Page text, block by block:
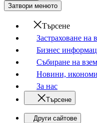
Затвори менюто
Търсене
Застраховане на
Бизнес
Събиране на
Новини,
За нас
Търсене
Други сайтове